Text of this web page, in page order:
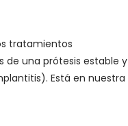
tratamientos
de una prótesis estable y
Está en nuestra